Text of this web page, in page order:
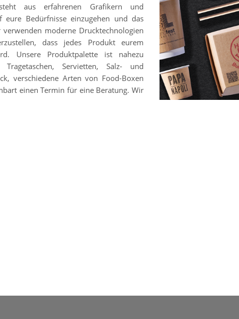
aus erfahrenen Grafikern und
Bedürfnisse einzugehen und das
moderne Drucktechnologien
dass jedes Produkt eurem
Unsere Produktpalette ist nahezu
Servietten, Salz- und
verschiedene Arten von Food-Boxen
einen Termin für eine Beratung. Wir